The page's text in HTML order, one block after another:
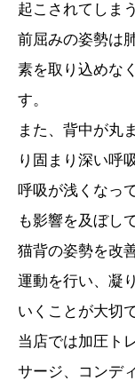
起こされてしま
前屈みの姿勢は
素を取り込めな
す。
また、背中が丸
り固まり深い呼
呼吸が浅くなっ
も影響を及ぼし
猫背の姿勢を改
運動を行い、凝
いくことが大切
当店では加圧ト
サージ、コンデ